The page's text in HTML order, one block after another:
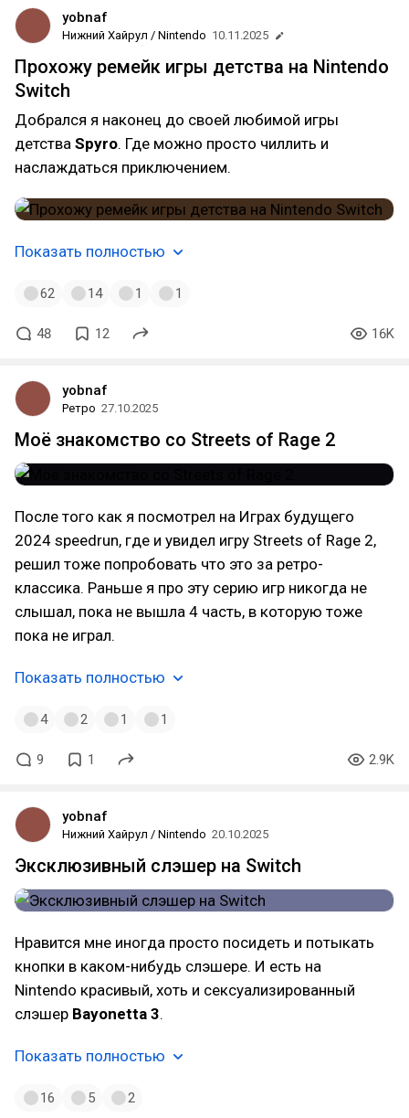
yobnaf
Нижний Хайрул / Nintendo 10.11.2025
Прохожу ремейк игры детства на Nintendo
Switch
Добрался я наконец до своей любимой игры
детства Spyro. Где можно просто чиллить и
наслаждаться приключением.
Показать полностью
62 14 1 1
48 12 16K
yobnaf
Ретро 27.10.2025
Моё знакомство со Streets of Rage 2
После того как я посмотрел на Играх будущего
2024 speedrun, где и увидел игру Streets of Rage 2,
решил тоже попробовать что это за ретро-
классика. Раньше я про эту серию игр никогда не
слышал, пока не вышла 4 часть, в которую тоже
пока не играл.
Показать полностью
4 2 1 1
9 1 2.9K
yobnaf
Нижний Хайрул / Nintendo 20.10.2025
Эксклюзивный слэшер на Switch
Нравится мне иногда просто посидеть и потыкать
кнопки в каком-нибудь слэшере. И есть на
Nintendo красивый, хоть и сексуализированный
слэшер Bayonetta 3.
Показать полностью
16 5 2